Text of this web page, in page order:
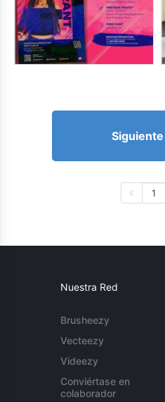
1
Nuestra Red
Brusheezy
Vecteezy
Videezy
Conviértase en
colaborador